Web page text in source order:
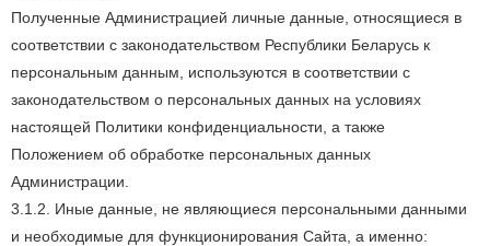
Полученные Администрацией личные данные, относящиеся в
соответствии с законодательством Республики Беларусь к
персональным данным, используются в соответствии с
законодательством о персональных данных на условиях
настоящей Политики конфиденциальности, а также
Положением об обработке персональных данных
Администрации.
3.1.2. Иные данные, не являющиеся персональными данными
и необходимые для функционирования Сайта, а именно: